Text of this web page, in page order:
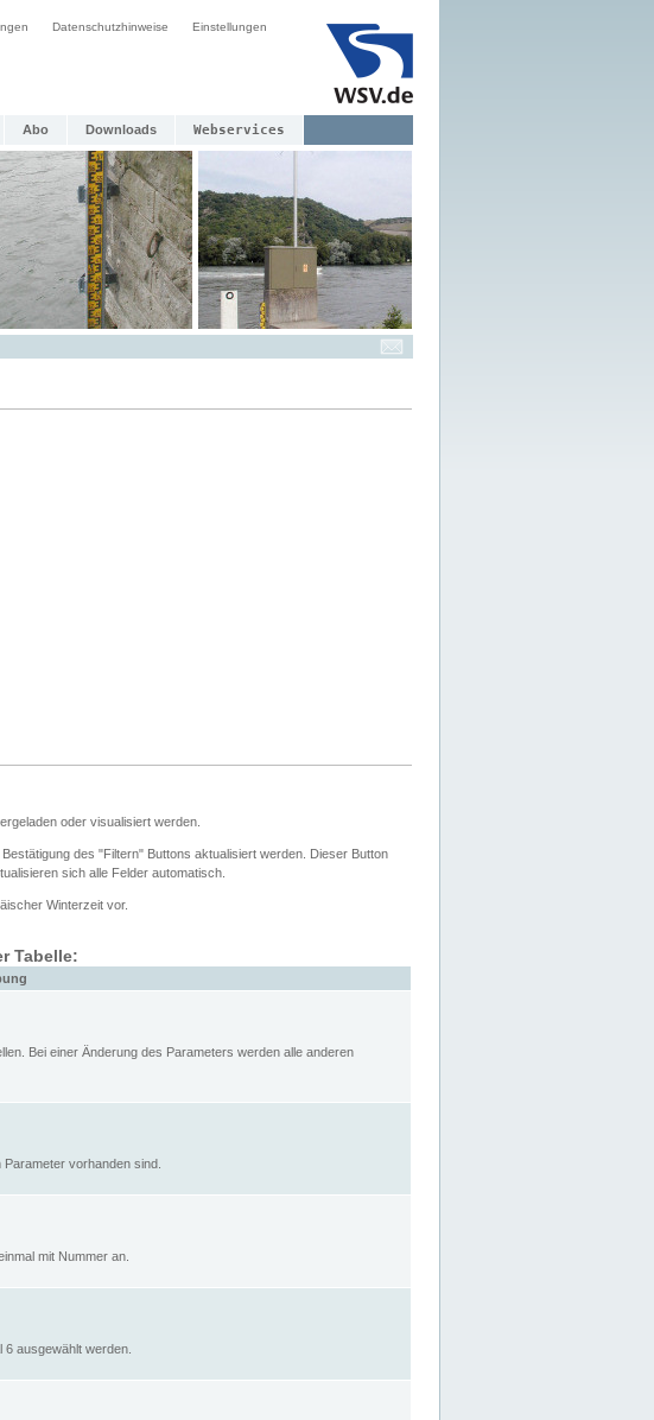
Datenschutzhinweise Einstellungen
Abo Downloads Webservices
oder visualisiert werden.
des "Filtern" Buttons aktualisiert werden. Dieser Button
sich alle Felder automatisch.
Winterzeit vor.
Tabelle:
Bei einer Änderung des Parameters werden alle anderen
vorhanden sind.
mit Nummer an.
ausgewählt werden.